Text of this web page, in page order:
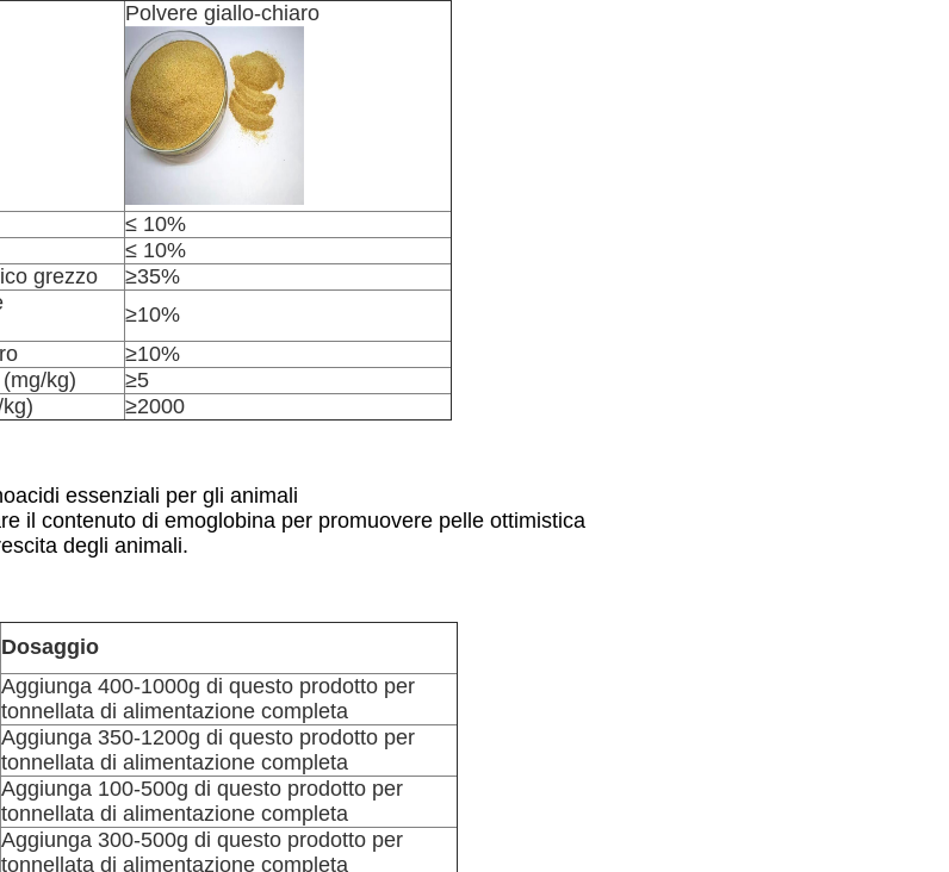
Polvere giallo-chiaro
≤ 10%
≤ 10%
grezzo
≥35%
≥10%
≥10%
kg)
≥5
≥2000
essenziali per gli animali
il contenuto di emoglobina per promuovere pelle ottimistica
degli animali.
Dosaggio
Aggiunga 400-1000g di questo prodotto per
tonnellata di alimentazione completa
Aggiunga 350-1200g di questo prodotto per
tonnellata di alimentazione completa
Aggiunga 100-500g di questo prodotto per
tonnellata di alimentazione completa
Aggiunga 300-500g di questo prodotto per
tonnellata di alimentazione completa